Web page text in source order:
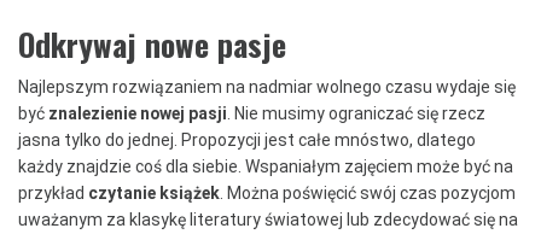
Odkrywaj nowe pasje
Najlepszym rozwiązaniem na nadmiar wolnego czasu wydaje się
być znalezienie nowej pasji . Nie musimy ograniczać się rzecz
jasna tylko do jednej. Propozycji jest całe mnóstwo, dlatego
każdy znajdzie coś dla siebie. Wspaniałym zajęciem może być na
przykład czytanie książek . Można poświęcić swój czas pozycjom
uważanym za klasykę literatury światowej lub zdecydować się na